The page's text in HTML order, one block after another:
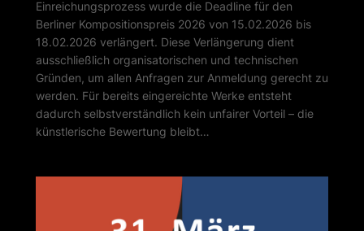
Einreichungsprozess wurde die Deadline für den
Berliner Kompositionspreis 2026 von 15.02.2026 bis
18.02.2026 verlängert. Diese Verlängerung dient
ausschließlich organisatorischen und technischen
Gründen, um allen Anfragen zur Anmeldung gerecht zu
werden. Für bereits eingereichte Werke entsteht
dadurch selbstverständlich kein unfairer Vorteil – die
künstlerische Bewertung bleibt…